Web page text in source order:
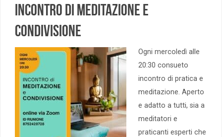
Incontro di Meditazione e
Condivisione
Ogni mercoledì alle
20:30 consueto
incontro di pratica e
meditazione. Aperto
e adatto a tutti, sia a
meditatori e
praticanti esperti che